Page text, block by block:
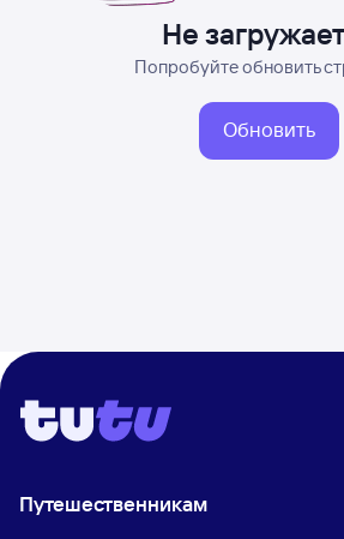
Не
Попробуйте обновить
Обновить
Путешественникам